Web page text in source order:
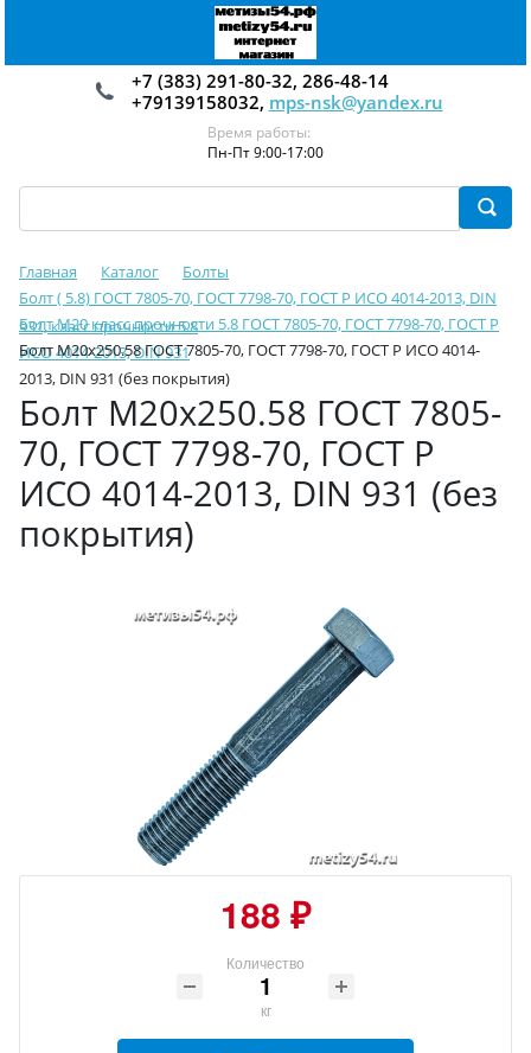
+7 (383) 291-80-32, 286-48-14
+79139158032, mps-nsk@yandex.ru
Время работы:
Пн-Пт 9:00-17:00
Главная Каталог
Болты
Болт ( 5.8) ГОСТ 7805-70, ГОСТ 7798-70, ГОСТ Р ИСО 4014-2013, DIN
931, класс прочности 5.8
Болт М20 класс прочности 5.8 ГОСТ 7805-70, ГОСТ 7798-70, ГОСТ Р
ИСО 4014-2013, DIN 931
Болт М20х250.58 ГОСТ 7805-70, ГОСТ 7798-70, ГОСТ Р ИСО 4014-
2013, DIN 931 (без покрытия)
Болт М20х250.58 ГОСТ 7805-
70, ГОСТ 7798-70, ГОСТ Р
ИСО 4014-2013, DIN 931 (без
покрытия)
188 ₽
Количество
кг